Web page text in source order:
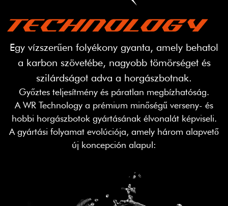
Egy vízszerűen folyékony gyanta, amely behatol
a karbon szövetébe, nagyobb tömörséget és
szilárdságot adva a horgászbotnak.
Győztes teljesítmény és páratlan megbízhatóság.
A WR Technology a prémium minőségű verseny- és
hobbi horgászbotok gyártásának élvonalát képviseli.
A gyártási folyamat evolúciója, amely három alapvető
új koncepción alapul: